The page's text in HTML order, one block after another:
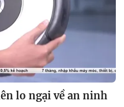
lo ngại về an ninh